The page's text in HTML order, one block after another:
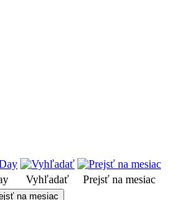
Vyhľadať Prejsť na mesiac
na mesiac